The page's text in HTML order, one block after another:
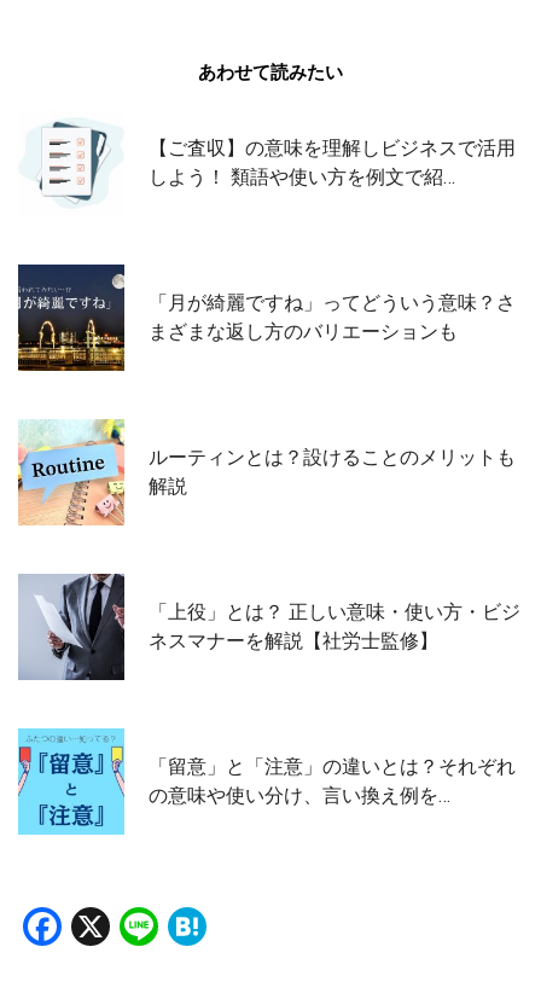
あわせて読みたい
【ご査収】の意味を理解しビジネスで活用
しよう！ 類語や使い方を例文で紹…
「月が綺麗ですね」ってどういう意味？さ
まざまな返し方のバリエーションも
ルーティンとは？設けることのメリットも
解説
「上役」とは？ 正しい意味・使い方・ビジ
ネスマナーを解説【社労士監修】
「留意」と「注意」の違いとは？それぞれ
の意味や使い分け、言い換え例を…
Facebook
X Line